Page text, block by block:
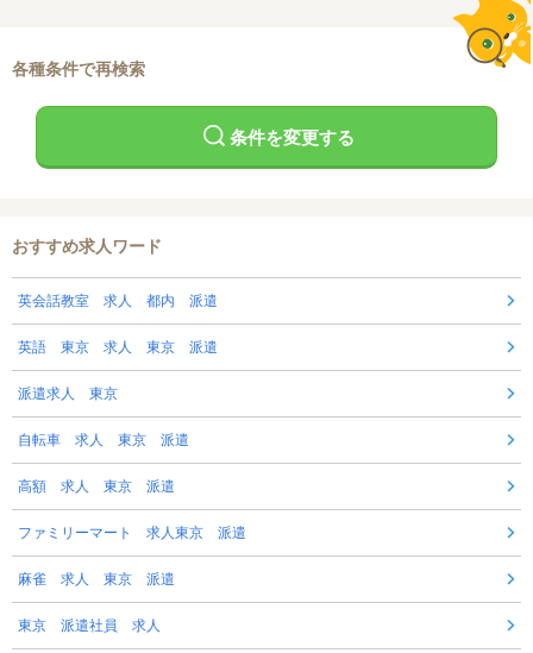
各種条件で再検索
条件を変更する
おすすめ求人ワード
英会話教室 求人 都内 派遣
英語 東京 求人 東京 派遣
派遣求人 東京
自転車 求人 東京 派遣
高額 求人 東京 派遣
ファミリーマート 求人東京 派遣
麻雀 求人 東京 派遣
東京 派遣社員 求人